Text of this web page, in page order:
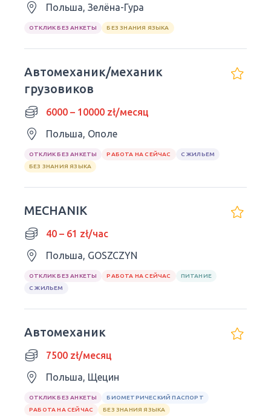
Польша, Зелёна-Гура
ОТКЛИК БЕЗ АНКЕТЫ БЕЗ ЗНАНИЯ ЯЗЫКА
Автомеханик/механик
грузовиков
6000 – 10000 zł/месяц
Польша, Ополе
ОТКЛИК БЕЗ АНКЕТЫ РАБОТА НА СЕЙЧАС
С ЖИЛЬЕМ
БЕЗ ЗНАНИЯ ЯЗЫКА
MECHANIK
40 – 61 zł/час
Польша, GOSZCZYN
ОТКЛИК БЕЗ АНКЕТЫ РАБОТА НА СЕЙЧАС
ПИТАНИЕ
С ЖИЛЬЕМ
Автомеханик
7500 zł/месяц
Польша, Щецин
ОТКЛИК БЕЗ АНКЕТЫ
БИОМЕТРИЧЕСКИЙ ПАСПОРТ
РАБОТА НА СЕЙЧАС
БЕЗ ЗНАНИЯ ЯЗЫКА